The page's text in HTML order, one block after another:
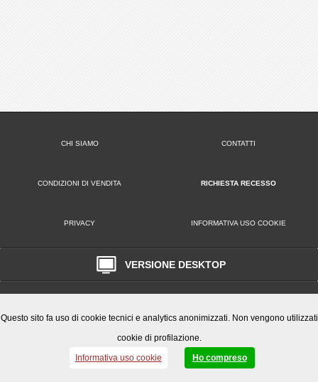
CHI SIAMO CONTATTI
CONDIZIONI DI VENDITA RICHIESTA RECESSO
PRIVACY INFORMATIVA USO COOKIE
VERSIONE DESKTOP
P.I. / C.F. 08786301005 CCIAA ROMA REA N. 1119584 Cap. Soc. € 10.000,
Questo sito fa uso di cookie tecnici e analytics anonimizzati. Non vengono utilizzati
cookie di profilazione.
Informativa uso cookie
Ho compreso